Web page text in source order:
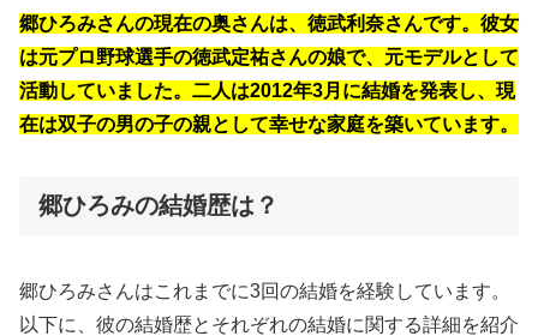
郷ひろみさんの現在の奥さんは、徳武利奈さんです。彼女
は元プロ野球選手の徳武定祐さんの娘で、元モデルとして
活動していました。二人は2012年3月に結婚を発表し、現
在は双子の男の子の親として幸せな家庭を築いています。
郷ひろみの結婚歴は？
郷ひろみさんはこれまでに3回の結婚を経験しています。
以下に、彼の結婚歴とそれぞれの結婚に関する詳細を紹介